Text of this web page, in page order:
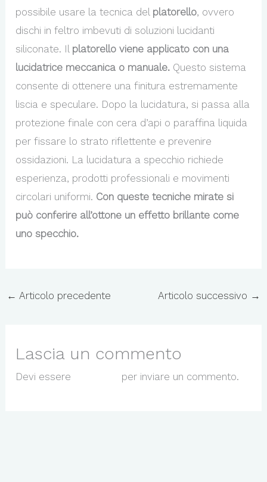
possibile usare la tecnica del platorello, ovvero
dischi in feltro imbevuti di soluzioni lucidanti
siliconate. Il platorello viene applicato con una
lucidatrice meccanica o manuale. Questo sistema
consente di ottenere una finitura estremamente
liscia e speculare. Dopo la lucidatura, si passa alla
protezione finale con cera d’api o paraffina liquida
per fissare lo strato riflettente e prevenire
ossidazioni. La lucidatura a specchio richiede
esperienza, prodotti professionali e movimenti
circolari uniformi. Con queste tecniche mirate si
può conferire all’ottone un effetto brillante come
uno specchio.
← Articolo precedente Articolo successivo →
Lascia un commento
Devi essere per inviare un commento.